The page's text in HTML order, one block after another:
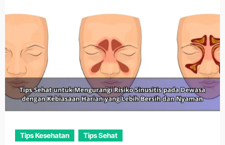
Tips Kesehatan Tips Sehat